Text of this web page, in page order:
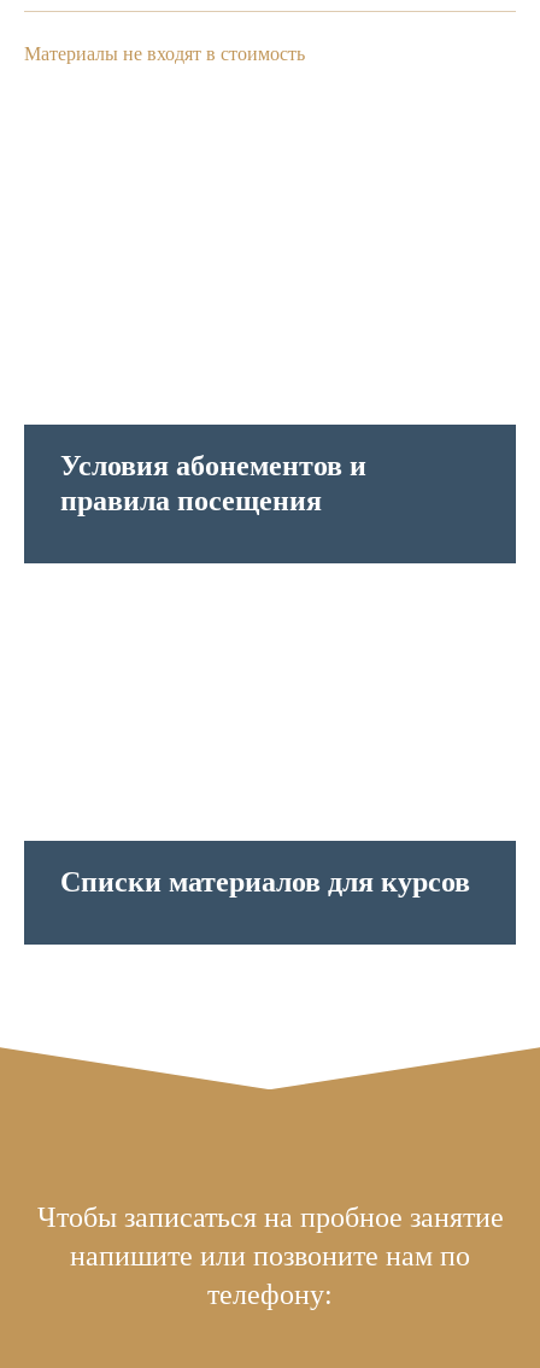
Материалы не входят в стоимость
Условия абонементов и
правила посещения
Списки материалов для курсов
Чтобы записаться на пробное занятие
напишите или позвоните нам по
телефону: